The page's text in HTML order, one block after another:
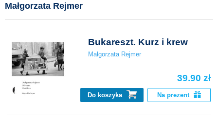
Małgorzata Rejmer
Bukareszt. Kurz i krew
Małgorzata Rejmer
39.90 zł
Do koszyka Na prezent